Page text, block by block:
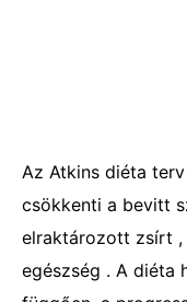
Az Atkins diéta
csökkenti a bevitt
elraktározott zsírt ,
egészség . A diéta